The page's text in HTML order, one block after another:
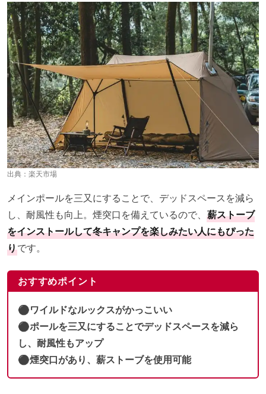
出典： 楽天市場
メインポールを三又にすることで、デッドスペースを減ら
し、耐風性も向上。煙突口を備えているので、 薪ストーブ
をインストールして冬キャンプを楽しみたい人にもぴった
りです。
おすすめポイント
⚫︎ワイルドなルックスがかっこいい
⚫︎ポールを三又にすることでデッドスペースを減ら
し、耐風性もアップ
⚫︎煙突口があり、薪ストーブを使用可能